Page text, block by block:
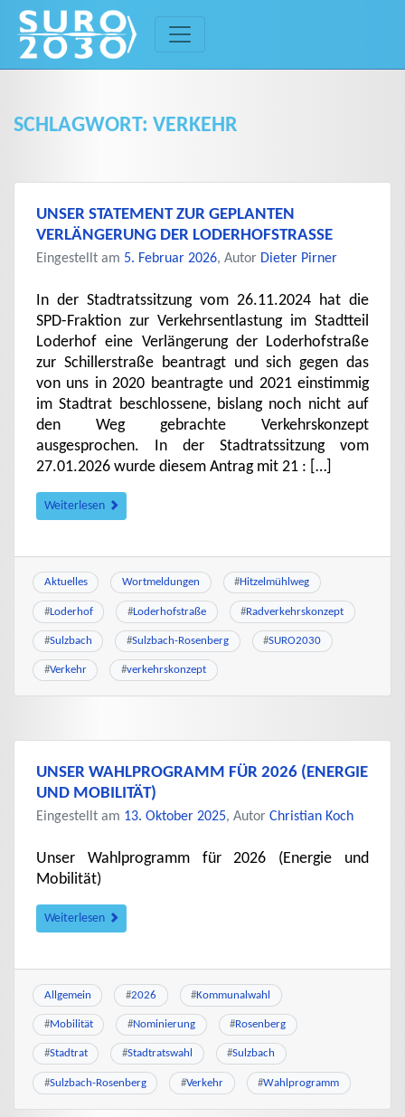
content
SCHLAGWORT: VERKEHR
UNSER STATEMENT ZUR GEPLANTEN
VERLÄNGERUNG DER LODERHOFSTRASSE
Eingestellt am 5. Februar 2026, Autor Dieter Pirner
In der Stadtratssitzung vom 26.11.2024 hat die
SPD-Fraktion zur Verkehrsentlastung im Stadtteil
Loderhof eine Verlängerung der Loderhofstraße
zur Schillerstraße beantragt und sich gegen das
von uns in 2020 beantragte und 2021 einstimmig
im Stadtrat beschlossene, bislang noch nicht auf
den Weg gebrachte Verkehrskonzept
ausgesprochen. In der Stadtratssitzung vom
27.01.2026 wurde diesem Antrag mit 21 : […]
Weiterlesen
Aktuelles Wortmeldungen #Hitzelmühlweg
#Loderhof #Loderhofstraße #Radverkehrskonzept
#Sulzbach #Sulzbach-Rosenberg #SURO2030
#Verkehr #verkehrskonzept
UNSER WAHLPROGRAMM FÜR 2026 (ENERGIE
UND MOBILITÄT)
Eingestellt am 13. Oktober 2025, Autor Christian Koch
Unser Wahlprogramm für 2026 (Energie und
Mobilität)
Weiterlesen
Allgemein #2026 #Kommunalwahl
#Mobilität #Nominierung #Rosenberg
#Stadtrat #Stadtratswahl #Sulzbach
#Sulzbach-Rosenberg #Verkehr #Wahlprogramm